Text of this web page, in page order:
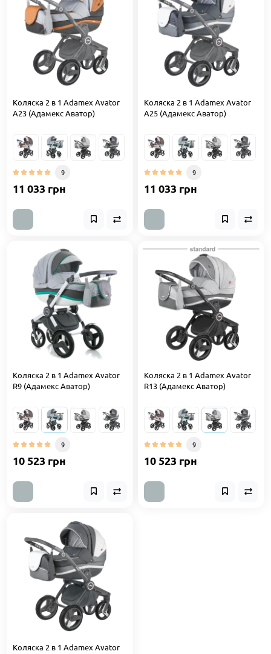
Коляска 2 в 1 Adamex Avator
A23 (Адамекс Аватор)
9
11 033 грн
Коляска 2 в 1 Adamex Avator
A25 (Адамекс Аватор)
9
11 033 грн
Коляска 2 в 1 Adamex Avator
R9 (Адамекс Аватор)
9
10 523 грн
Коляска 2 в 1 Adamex Avator
R13 (Адамекс Аватор)
9
10 523 грн
Коляска 2 в 1 Adamex Avator